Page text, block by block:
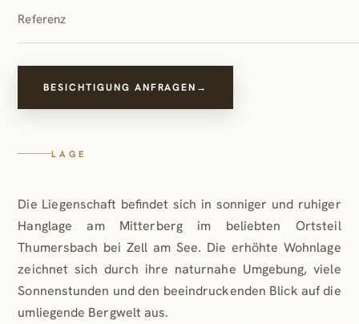
Referenz
BESICHTIGUNG ANFRAGEN →
LAGE
Die Liegenschaft befindet sich in sonniger und ruhiger
Hanglage am Mitterberg im beliebten Ortsteil
Thumersbach bei Zell am See. Die erhöhte Wohnlage
zeichnet sich durch ihre naturnahe Umgebung, viele
Sonnenstunden und den beeindruckenden Blick auf die
umliegende Bergwelt aus.